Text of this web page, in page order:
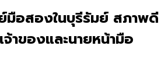
มือสองในบุรีรัมย์ สภาพดี
าของและนายหน้ามือ